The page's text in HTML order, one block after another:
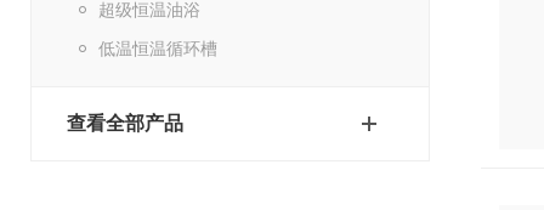
超级恒温油浴
低温恒温循环槽
查看全部产品